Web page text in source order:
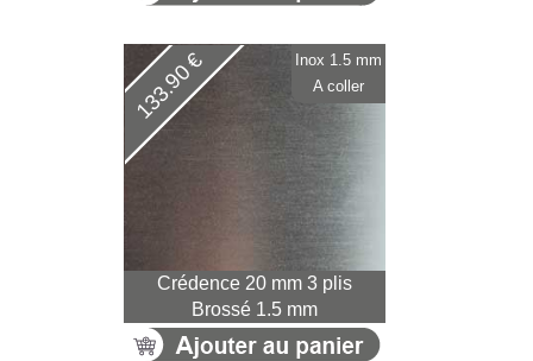
Crédence 20 mm 3 plis
Brossé 1.5 mm
133.90 €
Inox 1.5 mm
A coller